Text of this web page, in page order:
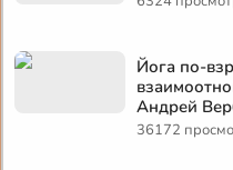
Йога по-
Андрей
36172